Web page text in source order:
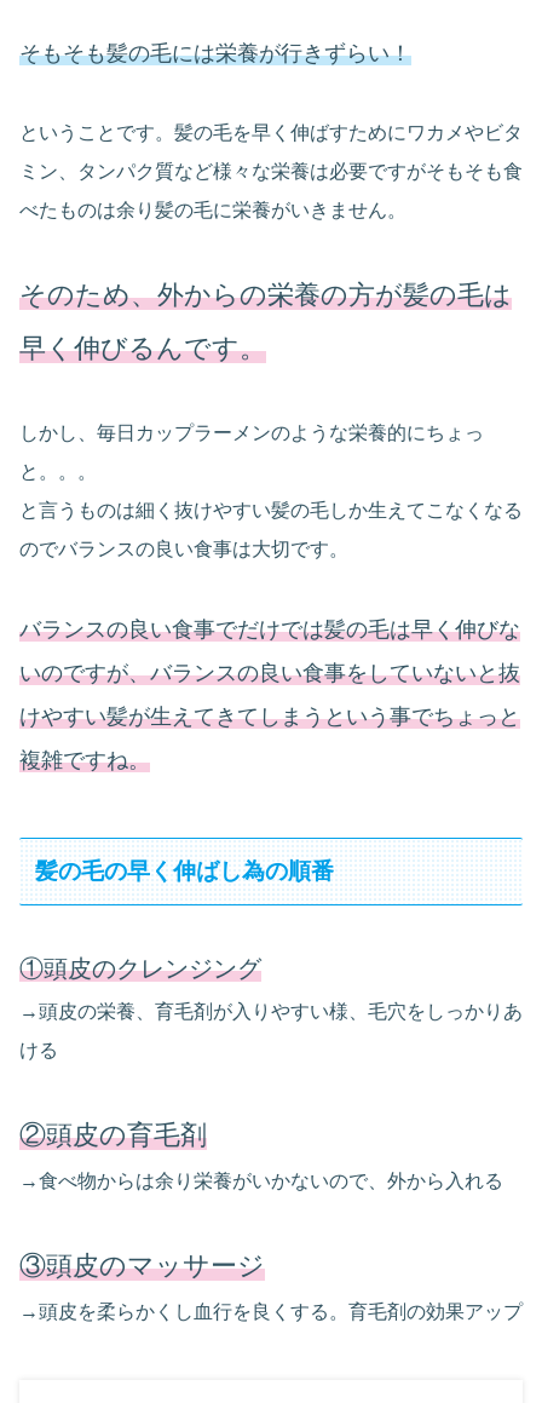
そもそも髪の毛には栄養が行きずらい！
ということです。髪の毛を早く伸ばすためにワカメやビタ
ミン、タンパク質など様々な栄養は必要ですがそもそも食
べたものは余り髪の毛に栄養がいきません。
そのため、外からの栄養の方が髪の毛は
早く伸びるんです。
しかし、毎日カップラーメンのような栄養的にちょっ
と。。。
と言うものは細く抜けやすい髪の毛しか生えてこなくなる
のでバランスの良い食事は大切です。
バランスの良い食事でだけでは髪の毛は早く伸びな
いのですが、バランスの良い食事をしていないと抜
けやすい髪が生えてきてしまうという事でちょっと
複雑ですね。
髪の毛の早く伸ばし為の順番
①頭皮のクレンジング
→頭皮の栄養、育毛剤が入りやすい様、毛穴をしっかりあ
ける
②頭皮の育毛剤
→食べ物からは余り栄養がいかないので、外から入れる
③頭皮のマッサージ
→頭皮を柔らかくし血行を良くする。育毛剤の効果アップ